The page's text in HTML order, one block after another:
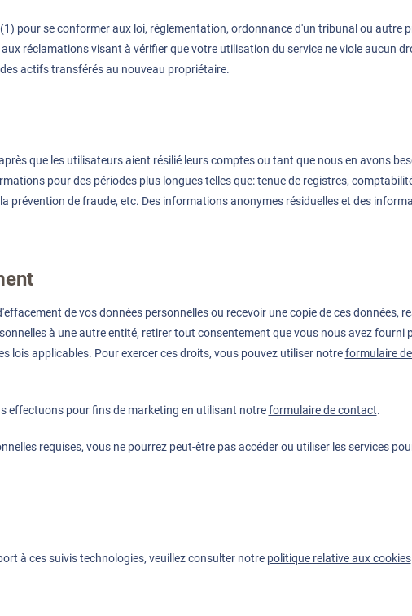
pour se conformer aux loi, réglementation, ordonnance d'un tribunal ou autre
réclamations visant à vérifier que votre utilisation du service ne viole aucun
actifs transférés au nouveau propriétaire.
que les utilisateurs aient résilié leurs comptes ou tant que nous en avons
pour des périodes plus longues telles que: tenue de registres,
de fraude, etc. Des informations anonymes résiduelles et des
de vos données personnelles ou recevoir une copie de ces données,
à une autre entité, retirer tout consentement que vous nous avez fourni
applicables. Pour exercer ces droits, vous pouvez utiliser notreformulaire
effectuons pour fins de marketing en utilisant notreformulaire de contact.
requises, vous ne pourrez peut-être pas accéder ou utiliser les services
à ces suivis technologies, veuillez consulter notre politique relative aux cookies